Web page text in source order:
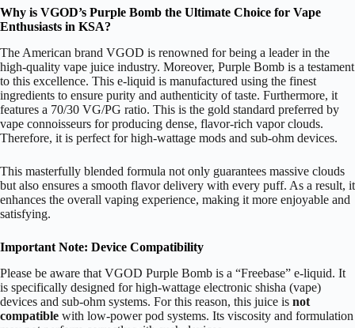
Why is VGOD’s Purple Bomb the Ultimate Choice for Vape
Enthusiasts in KSA?
The American brand VGOD is renowned for being a leader in the
high-quality vape juice industry. Moreover, Purple Bomb is a testament
to this excellence. This e-liquid is manufactured using the finest
ingredients to ensure purity and authenticity of taste. Furthermore, it
features a 70/30 VG/PG ratio. This is the gold standard preferred by
vape connoisseurs for producing dense, flavor-rich vapor clouds.
Therefore, it is perfect for high-wattage mods and sub-ohm devices.
This masterfully blended formula not only guarantees massive clouds
but also ensures a smooth flavor delivery with every puff. As a result, it
enhances the overall vaping experience, making it more enjoyable and
satisfying.
Important Note: Device Compatibility
Please be aware that VGOD Purple Bomb is a “Freebase” e-liquid. It
is specifically designed for high-wattage electronic shisha (vape)
devices and sub-ohm systems. For this reason, this juice is not
compatible with low-power pod systems. Its viscosity and formulation